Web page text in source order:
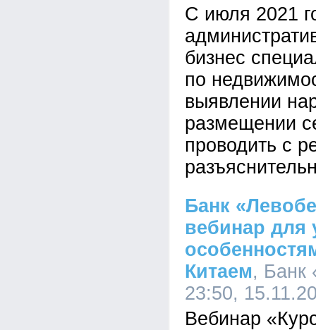
С июля 2021
бизнес
по
выявлении
размещении
проводить с
Банк
вебинар для
Китаем, Банк
23:50,
Вебинар